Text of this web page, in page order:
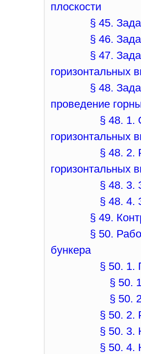
плоскости
§ 45.
§ 46.
§ 47.
горизонтальных
§ 48.
проведение
§ 48. 1.
горизонтальных
§ 48. 2.
горизонтальных
§ 48. 3.
§ 48. 4.
§ 49.
§ 50.
бункера
§ 50. 1.
§ 50.
§ 50.
§ 50. 2.
§ 50. 3.
§ 50. 4.